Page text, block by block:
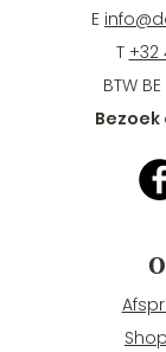
E
T +32
BTW BE